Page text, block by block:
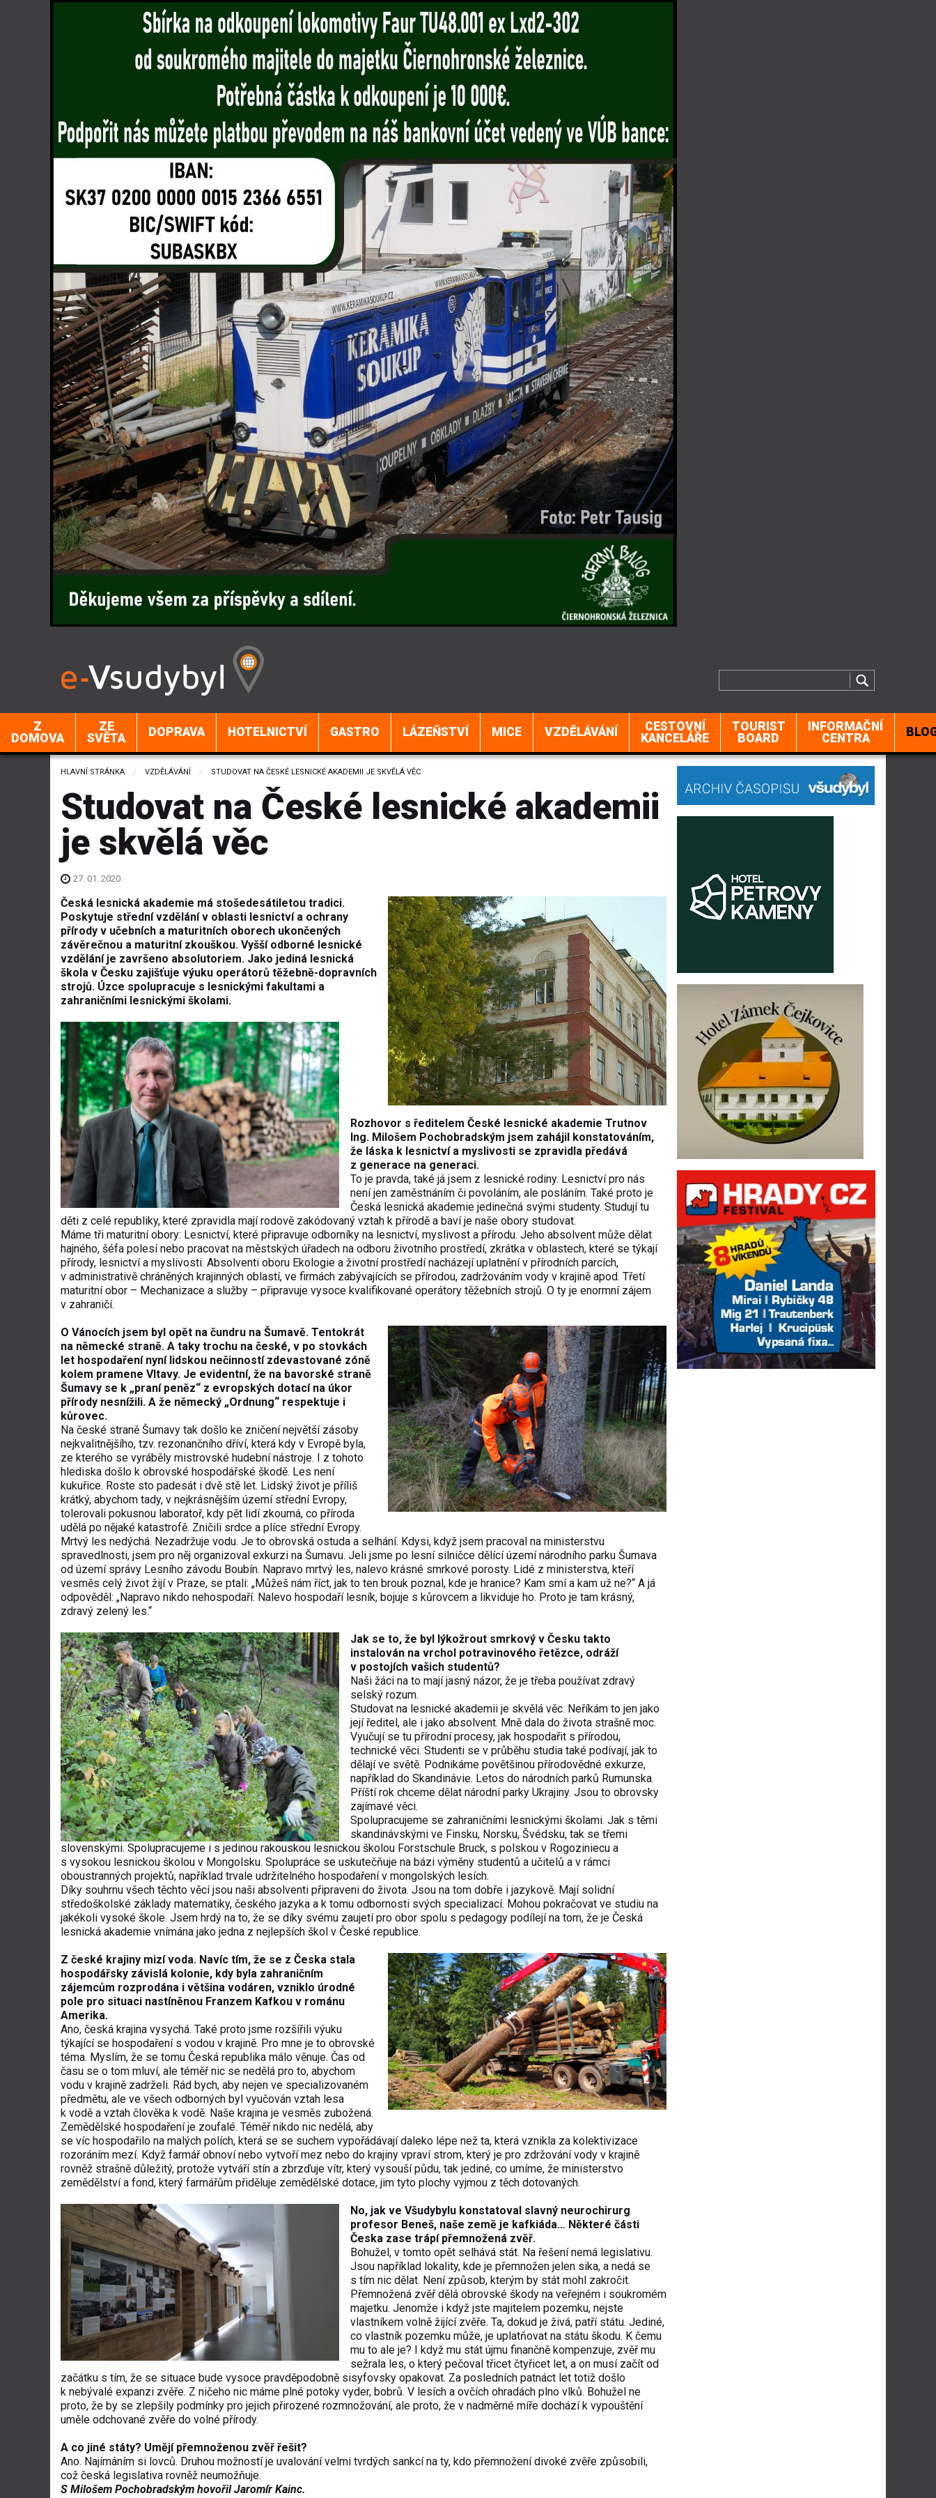
Z
DOMOVA
ZE
SVĚTA
DOPRAVA HOTELNICTVÍ GASTRO LÁZEŇSTVÍ MICE VZDĚLÁVÁNÍ
CESTOVNÍ
KANCELÁŘE
TOURIST
BOARD
INFORMAČNÍ
CENTRA
HLAVNÍ STRÁNKA VZDĚLÁVÁNÍ CURRENT:
STUDOVAT NA ČESKÉ LESNICKÉ AKADEMII JE SKVĚLÁ VĚC
Studovat na České lesnické akademii
je skvělá věc
27. 01. 2020
Česká lesnická akademie má stošedesátiletou tradici.
Poskytuje střední vzdělání v oblasti lesnictví a ochrany
přírody v učebních a maturitních oborech ukončených
závěrečnou a maturitní zkouškou. Vyšší odborné lesnické
vzdělání je završeno absolutoriem. Jako jediná lesnická
škola v Česku zajišťuje výuku operátorů těžebně-dopravních
strojů. Úzce spolupracuje s lesnickými fakultami a
zahraničními lesnickými školami.
Rozhovor s ředitelem České lesnické akademie Trutnov
Ing. Milošem Pochobradským jsem zahájil konstatováním,
že láska k lesnictví a myslivosti se zpravidla předává
z generace na generaci.
To je pravda, také já jsem z lesnické rodiny. Lesnictví pro nás
není jen zaměstnáním či povoláním, ale posláním. Také proto je
Česká lesnická akademie jedinečná svými studenty. Studují tu
děti z celé republiky, které zpravidla mají rodově zakódovaný vztah k přírodě a baví je naše obory studovat.
Máme tři maturitní obory: Lesnictví, které připravuje odborníky na lesnictví, myslivost a přírodu. Jeho absolvent může dělat
hajného, šéfa polesí nebo pracovat na městských úřadech na odboru životního prostředí, zkrátka v oblastech, které se týkají
přírody, lesnictví a myslivosti. Absolventi oboru Ekologie a životní prostředí nacházejí uplatnění v přírodních parcích,
v administrativě chráněných krajinných oblastí, ve firmách zabývajících se přírodou, zadržováním vody v krajině apod. Třetí
maturitní obor – Mechanizace a služby – připravuje vysoce kvalifikované operátory těžebních strojů. O ty je enormní zájem
v zahraničí.
O Vánocích jsem byl opět na čundru na Šumavě. Tentokrát
na německé straně. A taky trochu na české, v po stovkách
let hospodaření nyní lidskou nečinností zdevastované zóně
kolem pramene Vltavy. Je evidentní, že na bavorské straně
Šumavy se k „praní peněz“ z evropských dotací na úkor
přírody nesnížili. A že německý „Ordnung“ respektuje i
kůrovec.
Na české straně Šumavy tak došlo ke zničení největší zásoby
nejkvalitnějšího, tzv. rezonančního dříví, která kdy v Evropě byla,
ze kterého se vyráběly mistrovské hudební nástroje. I z tohoto
hlediska došlo k obrovské hospodářské škodě. Les není
kukuřice. Roste sto padesát i dvě stě let. Lidský život je příliš
krátký, abychom tady, v nejkrásnějším území střední Evropy,
tolerovali pokusnou laboratoř, kdy pět lidí zkoumá, co příroda
udělá po nějaké katastrofě. Zničili srdce a plíce střední Evropy.
Mrtvý les nedýchá. Nezadržuje vodu. Je to obrovská ostuda a selhání. Kdysi, když jsem pracoval na ministerstvu
spravedlnosti, jsem pro něj organizoval exkurzi na Šumavu. Jeli jsme po lesní silničce dělící území národního parku Šumava
od území správy Lesního závodu Boubín. Napravo mrtvý les, nalevo krásné smrkové porosty. Lidé z ministerstva, kteří
vesměs celý život žijí v Praze, se ptali: „Můžeš nám říct, jak to ten brouk poznal, kde je hranice? Kam smí a kam už ne?“ A já
odpověděl: „Napravo nikdo nehospodaří. Nalevo hospodaří lesník, bojuje s kůrovcem a likviduje ho. Proto je tam krásný,
zdravý zelený les.“
Jak se to, že byl lýkožrout smrkový v Česku takto
instalován na vrchol potravinového řetězce, odráží
v postojích vašich studentů?
Naši žáci na to mají jasný názor, že je třeba používat zdravý
selský rozum.
Studovat na lesnické akademii je skvělá věc. Neříkám to jen jako
její ředitel, ale i jako absolvent. Mně dala do života strašně moc.
Vyučují se tu přírodní procesy, jak hospodařit s přírodou,
technické věci. Studenti se v průběhu studia také podívají, jak to
dělají ve světě. Podnikáme povětšinou přírodovědné exkurze,
například do Skandinávie. Letos do národních parků Rumunska.
Příští rok chceme dělat národní parky Ukrajiny. Jsou to obrovsky
zajímavé věci.
Spolupracujeme se zahraničními lesnickými školami. Jak s těmi
skandinávskými ve Finsku, Norsku, Švédsku, tak se třemi
slovenskými. Spolupracujeme i s jedinou rakouskou lesnickou školou Forstschule Bruck, s polskou v Rogoziniecu a
s vysokou lesnickou školou v Mongolsku. Spolupráce se uskutečňuje na bázi výměny studentů a učitelů a v rámci
oboustranných projektů, například trvale udržitelného hospodaření v mongolských lesích.
Díky souhrnu všech těchto věcí jsou naši absolventi připraveni do života. Jsou na tom dobře i jazykově. Mají solidní
středoškolské základy matematiky, českého jazyka a k tomu odbornosti svých specializací. Mohou pokračovat ve studiu na
jakékoli vysoké škole. Jsem hrdý na to, že se díky svému zaujetí pro obor spolu s pedagogy podílejí na tom, že je Česká
lesnická akademie vnímána jako jedna z nejlepších škol v České republice.
Z české krajiny mizí voda. Navíc tím, že se z Česka stala
hospodářsky závislá kolonie, kdy byla zahraničním
zájemcům rozprodána i většina vodáren, vzniklo úrodné
pole pro situaci nastíněnou Franzem Kafkou v románu
Amerika.
Ano, česká krajina vysychá. Také proto jsme rozšířili výuku
týkající se hospodaření s vodou v krajině. Pro mne je to obrovské
téma. Myslím, že se tomu Česká republika málo věnuje. Čas od
času se o tom mluví, ale téměř nic se nedělá pro to, abychom
vodu v krajině zadrželi. Rád bych, aby nejen ve specializovaném
předmětu, ale ve všech odborných byl vyučován vztah lesa
k vodě a vztah člověka k vodě. Naše krajina je vesměs zubožená.
Zemědělské hospodaření je zoufalé. Téměř nikdo nic nedělá, aby
se víc hospodařilo na malých polích, která se se suchem vypořádávají daleko lépe než ta, která vznikla za kolektivizace
rozoráním mezí. Když farmář obnoví nebo vytvoří mez nebo do krajiny vpraví strom, který je pro zdržování vody v krajině
rovněž strašně důležitý, protože vytváří stín a zbrzďuje vítr, který vysouší půdu, tak jediné, co umíme, že ministerstvo
zemědělství a fond, který farmářům přiděluje zemědělské dotace, jim tyto plochy vyjmou z těch dotovaných.
No, jak ve Všudybylu konstatoval slavný neurochirurg
profesor Beneš, naše země je kafkiáda… Některé části
Česka zase trápí přemnožená zvěř.
Bohužel, v tomto opět selhává stát. Na řešení nemá legislativu.
Jsou například lokality, kde je přemnožen jelen sika, a nedá se
s tím nic dělat. Není způsob, kterým by stát mohl zakročit.
Přemnožená zvěř dělá obrovské škody na veřejném i soukromém
majetku. Jenomže i když jste majitelem pozemku, nejste
vlastníkem volně žijící zvěře. Ta, dokud je živá, patří státu. Jediné,
co vlastník pozemku může, je uplatňovat na státu škodu. K čemu
mu to ale je? I když mu stát újmu finančně kompenzuje, zvěř mu
sežrala les, o který pečoval třicet čtyřicet let, a on musí začít od
začátku s tím, že se situace bude vysoce pravděpodobně sisyfovsky opakovat. Za posledních patnáct let totiž došlo
k nebývalé expanzi zvěře. Z ničeho nic máme plné potoky vyder, bobrů. V lesích a ovčích ohradách plno vlků. Bohužel ne
proto, že by se zlepšily podmínky pro jejich přirozené rozmnožování, ale proto, že v nadměrné míře dochází k vypouštění
uměle odchované zvěře do volné přírody.
A co jiné státy? Umějí přemnoženou zvěř řešit?
Ano. Najímáním si lovců. Druhou možností je uvalování velmi tvrdých sankcí na ty, kdo přemnožení divoké zvěře způsobili,
což česká legislativa rovněž neumožňuje.
S Milošem Pochobradským hovořil Jaromír Kainc.